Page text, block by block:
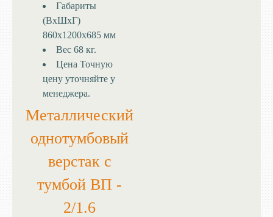
Габариты
(ВхШхГ)
860х1200х685 мм
Вес 68 кг.
Цена Точную
цену уточняйте у
менеджера.
Металлический
однотумбовый
верстак с
тумбой ВП -
2/1.6